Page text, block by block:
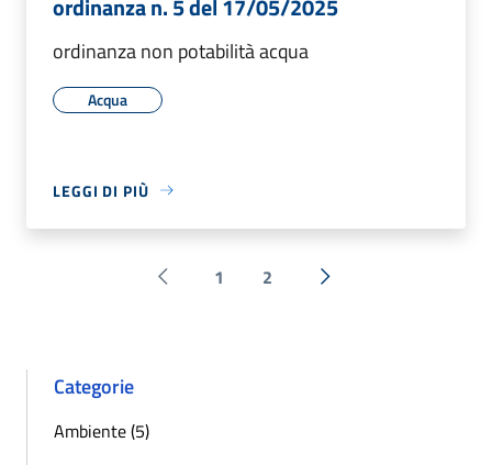
ordinanza non potabilità acqua
Acqua
LEGGI DI PIÙ
Pagina precedente
1 2 Successiva »
Categorie
Ambiente (5)